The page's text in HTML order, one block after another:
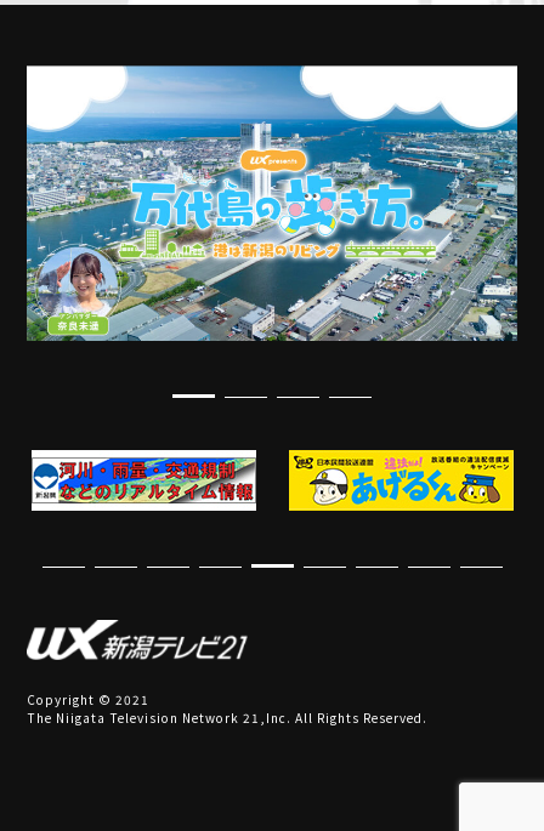
Copyright © 2021
The Niigata Television Network 21,Inc. All Rights Reserved.